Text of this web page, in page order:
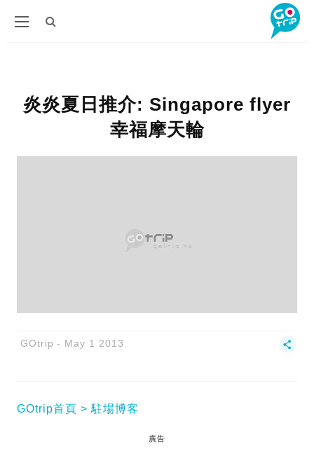
炎炎夏日推介: Singapore flyer
幸福摩天輪
GOtrip May 1 2013
GOtrip首頁 駐場博客
廣告